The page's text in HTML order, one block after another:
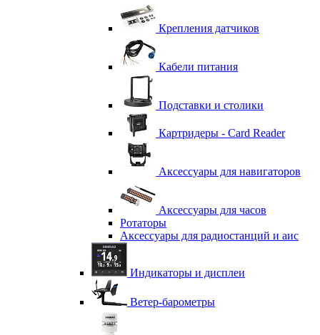
Крепления датчиков
Кабели питания
Подставки и столики
Картридеры - Card Reader
Аксессуары для навигаторов
Аксессуары для часов
Ротаторы
Аксессуары для радиостанций и аис
Индикаторы и дисплеи
Ветер-барометры